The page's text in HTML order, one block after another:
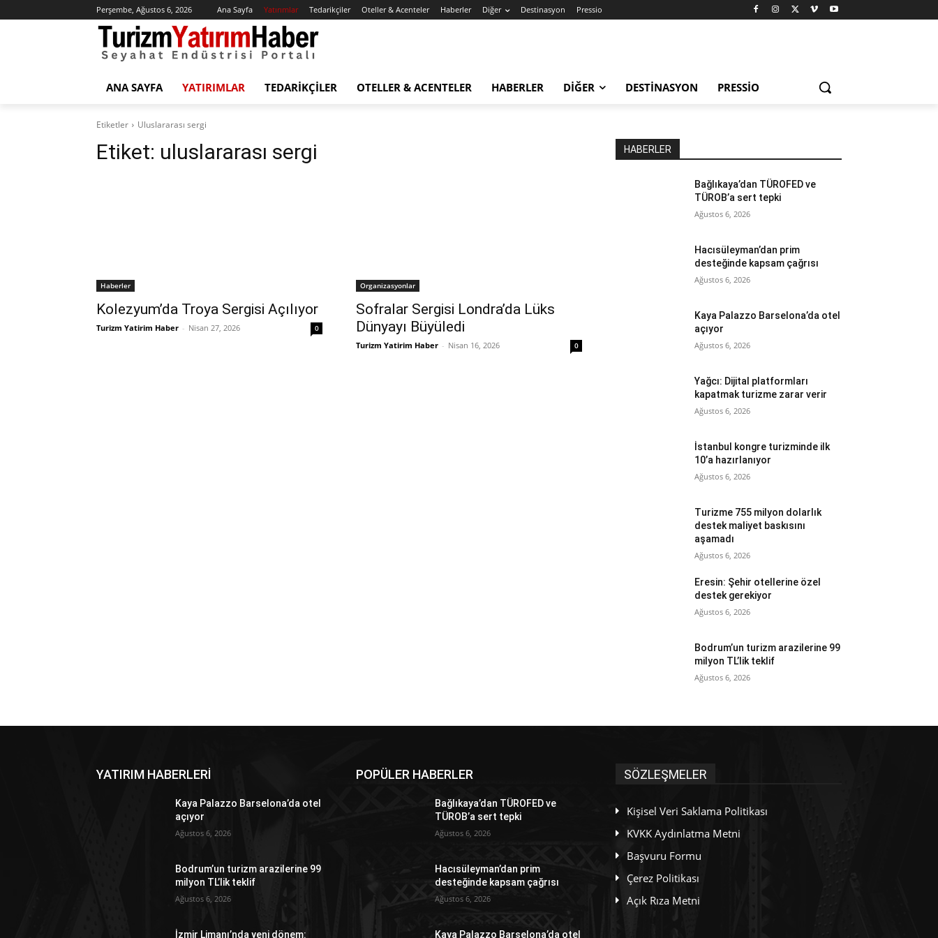
Perşembe, Ağustos 6, 2026 Ana Sayfa Yatırımlar Tedarikçiler Oteller & Acenteler Haberler Diğer Destinasyon Pressio
ANA SAYFA YATIRIMLAR TEDARIKÇILER OTELLER & ACENTELER HABERLER DIĞER DESTINASYON PRESSIO
Etiketler Uluslararası sergi
Etiket: uluslararası sergi
Haberler
Kolezyum’da Troya Sergisi Açılıyor
Turizm Yatirim Haber - Nisan 27, 2026 0
Organizasyonlar
Sofralar Sergisi Londra’da Lüks
Dünyayı Büyüledi
Turizm Yatirim Haber - Nisan 16, 2026 0
HABERLER
Bağlıkaya’dan TÜROFED ve
TÜROB’a sert tepki
Ağustos 6, 2026
Hacısüleyman’dan prim
desteğinde kapsam çağrısı
Ağustos 6, 2026
Kaya Palazzo Barselona’da otel
açıyor
Ağustos 6, 2026
Yağcı: Dijital platformları
kapatmak turizme zarar verir
Ağustos 6, 2026
İstanbul kongre turizminde ilk
10’a hazırlanıyor
Ağustos 6, 2026
Turizme 755 milyon dolarlık
destek maliyet baskısını
aşamadı
Ağustos 6, 2026
Eresin: Şehir otellerine özel
destek gerekiyor
Ağustos 6, 2026
Bodrum’un turizm arazilerine 99
milyon TL’lik teklif
Ağustos 6, 2026
YATIRIM HABERLERİ
Kaya Palazzo Barselona’da otel
açıyor
Ağustos 6, 2026
Bodrum’un turizm arazilerine 99
milyon TL’lik teklif
Ağustos 6, 2026
İzmir Limanı’nda yeni dönem:
POPÜLER HABERLER
Bağlıkaya’dan TÜROFED ve
TÜROB’a sert tepki
Ağustos 6, 2026
Hacısüleyman’dan prim
desteğinde kapsam çağrısı
Ağustos 6, 2026
Kaya Palazzo Barselona’da otel
SÖZLEŞMELER
Kişisel Veri Saklama Politikası
KVKK Aydınlatma Metni
Başvuru Formu
Çerez Politikası
Açık Rıza Metni